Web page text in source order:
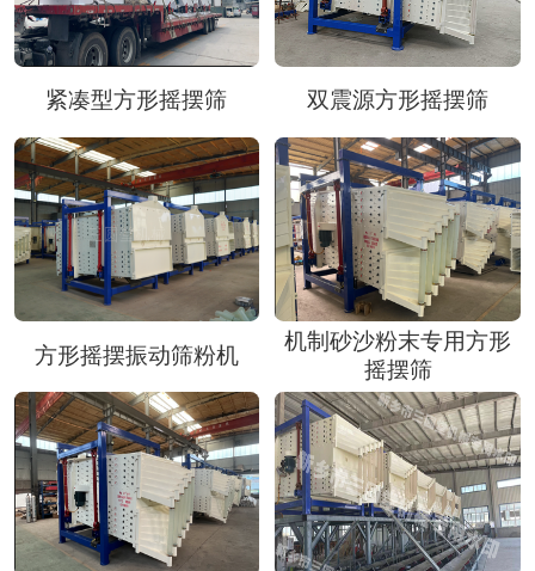
紧凑型方形摇摆筛 双震源方形摇摆筛
方形摇摆振动筛粉机
机制砂沙粉末专用方形
摇摆筛